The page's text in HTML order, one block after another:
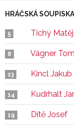
HRÁČSKÁ SOUPISKA
5 Tichý Matěj
8 Vágner
13 Kincl Jakub
14 Kudrhalt
19 Dítě Josef